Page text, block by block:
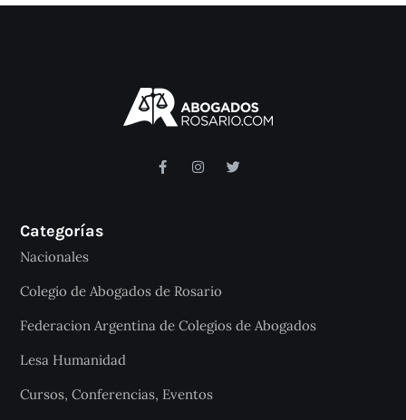
Categorías
Nacionales
Colegio de Abogados de Rosario
Federacion Argentina de Colegios de Abogados
Lesa Humanidad
Cursos, Conferencias, Eventos